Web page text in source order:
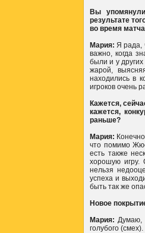
Вы
результате
во время
Мария: Я рада,
важно, когда
были и у других
жарой,
находились в
игроков очень
Кажется,
кажется,
раньше?
Мария:
что помимо
есть также
хорошую игру.
нельзя
успеха и
быть так же
Новое
Мария: Думаю,
голубого